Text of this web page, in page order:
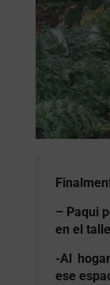
– Paqui
en el
-Al
ese